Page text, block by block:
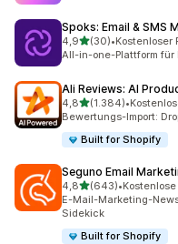
Spoks: Email & SMS
4,9von 5 Sternen
(30)
30 Rezensionen
•Kostenloser
All-in-one-Plattform für
Ali Reviews: AI
4,8von 5 Sternen
(1.384)
1384 Rezensionen
•
Bewertungs-Import:
Built for Shopify
Seguno Email
4,8von 5 Sternen
(643)
643 Rezensionen
•
E-Mail-Marketing-
Sidekick
Built for Shopify